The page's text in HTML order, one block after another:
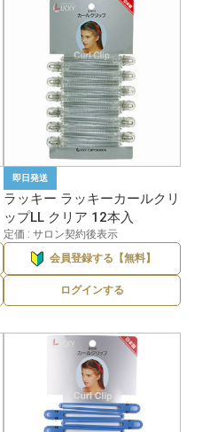
即日発送
ラッキー ラッキーカールクリ
ップLL クリア 12本入
定価 : サロン契約後表示
会員登録する【無料】
ログインする